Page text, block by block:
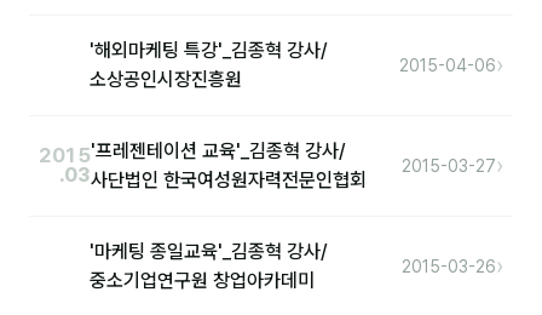
담당자·교육생 피드백
온라인강의 수강 후기
'해외마케팅 특강'_김종혁 강사/
소상공인시장진흥원
2015-04-06›
2015
.03
'프레젠테이션 교육'_김종혁 강사/
사단법인 한국여성원자력전문인협회
2015-03-27›
'마케팅 종일교육'_김종혁 강사/
중소기업연구원 창업아카데미
2015-03-26›